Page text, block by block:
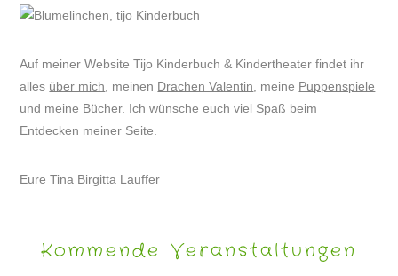
Auf meiner Website Tijo Kinderbuch & Kindertheater findet ihr
alles über mich , meinen Drachen Valentin , meine Puppenspiele
und meine Bücher. Ich wünsche euch viel Spaß beim
Entdecken meiner Seite.
Eure Tina Birgitta Lauffer
Kommende Veranstaltungen